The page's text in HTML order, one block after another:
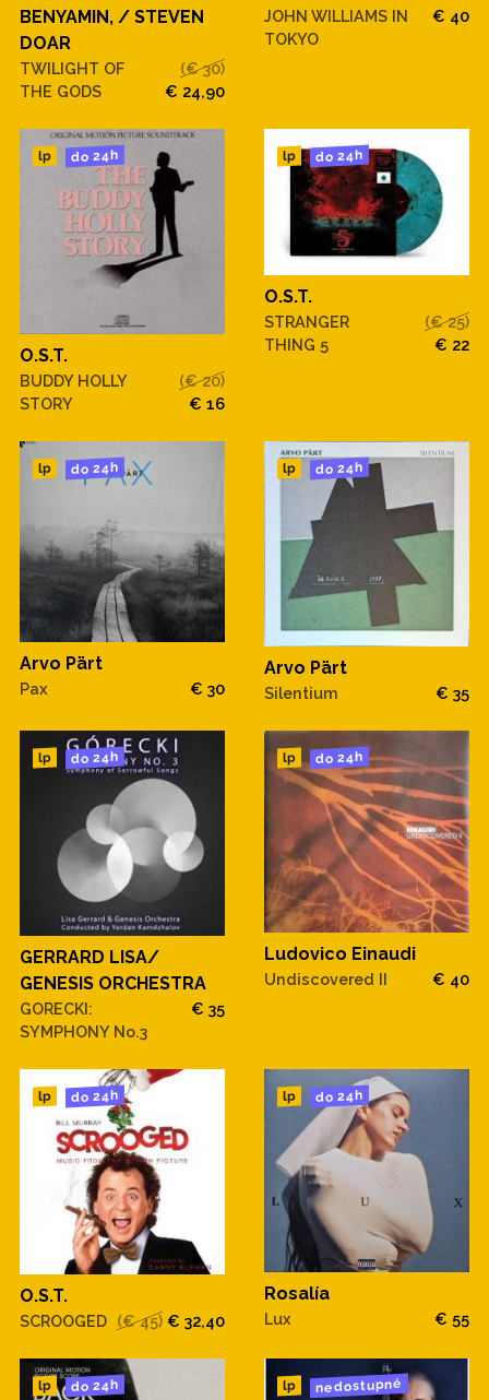
BENYAMIN, / STEVEN
DOAR
TWILIGHT OF
THE GODS
(€ 30)
€ 24,90
JOHN WILLIAMS IN
TOKYO
€ 40
lp do 24h
O.S.T.
BUDDY HOLLY
STORY
(€ 20)
€ 16
lp do 24h
O.S.T.
STRANGER
THING 5
(€ 25)
€ 22
lp do 24h
Arvo Pärt
Pax € 30
lp do 24h
Arvo Pärt
Silentium € 35
lp do 24h
GERRARD LISA/
GENESIS ORCHESTRA
GORECKI:
SYMPHONY No.3
€ 35
lp do 24h
Ludovico Einaudi
Undiscovered II € 40
lp do 24h
O.S.T.
SCROOGED (€ 45) € 32,40
lp do 24h
Rosalía
Lux € 55
lp do 24h lp nedostupné